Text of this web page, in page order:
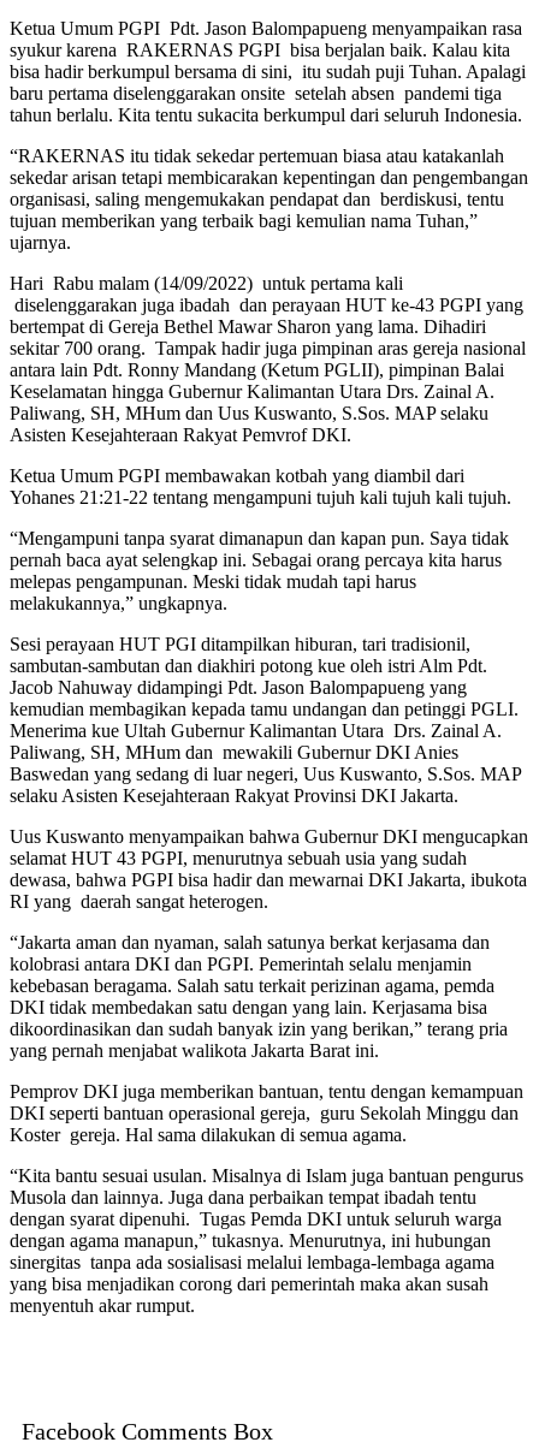
Ketua Umum PGPI Pdt. Jason Balompapueng menyampaikan rasa
syukur karena RAKERNAS PGPI bisa berjalan baik. Kalau kita
bisa hadir berkumpul bersama di sini, itu sudah puji Tuhan. Apalagi
baru pertama diselenggarakan onsite setelah absen pandemi tiga
tahun berlalu. Kita tentu sukacita berkumpul dari seluruh Indonesia.
“RAKERNAS itu tidak sekedar pertemuan biasa atau katakanlah
sekedar arisan tetapi membicarakan kepentingan dan pengembangan
organisasi, saling mengemukakan pendapat dan berdiskusi, tentu
tujuan memberikan yang terbaik bagi kemulian nama Tuhan,”
ujarnya.
Hari Rabu malam (14/09/2022) untuk pertama kali
diselenggarakan juga ibadah dan perayaan HUT ke-43 PGPI yang
bertempat di Gereja Bethel Mawar Sharon yang lama. Dihadiri
sekitar 700 orang. Tampak hadir juga pimpinan aras gereja nasional
antara lain Pdt. Ronny Mandang (Ketum PGLII), pimpinan Balai
Keselamatan hingga Gubernur Kalimantan Utara Drs. Zainal A.
Paliwang, SH, MHum dan Uus Kuswanto, S.Sos. MAP selaku
Asisten Kesejahteraan Rakyat Pemvrof DKI.
Ketua Umum PGPI membawakan kotbah yang diambil dari
Yohanes 21:21-22 tentang mengampuni tujuh kali tujuh kali tujuh.
“Mengampuni tanpa syarat dimanapun dan kapan pun. Saya tidak
pernah baca ayat selengkap ini. Sebagai orang percaya kita harus
melepas pengampunan. Meski tidak mudah tapi harus
melakukannya,” ungkapnya.
Sesi perayaan HUT PGI ditampilkan hiburan, tari tradisionil,
sambutan-sambutan dan diakhiri potong kue oleh istri Alm Pdt.
Jacob Nahuway didampingi Pdt. Jason Balompapueng yang
kemudian membagikan kepada tamu undangan dan petinggi PGLI.
Menerima kue Ultah Gubernur Kalimantan Utara Drs. Zainal A.
Paliwang, SH, MHum dan mewakili Gubernur DKI Anies
Baswedan yang sedang di luar negeri, Uus Kuswanto, S.Sos. MAP
selaku Asisten Kesejahteraan Rakyat Provinsi DKI Jakarta.
Uus Kuswanto menyampaikan bahwa Gubernur DKI mengucapkan
selamat HUT 43 PGPI, menurutnya sebuah usia yang sudah
dewasa, bahwa PGPI bisa hadir dan mewarnai DKI Jakarta, ibukota
RI yang daerah sangat heterogen.
“Jakarta aman dan nyaman, salah satunya berkat kerjasama dan
kolobrasi antara DKI dan PGPI. Pemerintah selalu menjamin
kebebasan beragama. Salah satu terkait perizinan agama, pemda
DKI tidak membedakan satu dengan yang lain. Kerjasama bisa
dikoordinasikan dan sudah banyak izin yang berikan,” terang pria
yang pernah menjabat walikota Jakarta Barat ini.
Pemprov DKI juga memberikan bantuan, tentu dengan kemampuan
DKI seperti bantuan operasional gereja, guru Sekolah Minggu dan
Koster gereja. Hal sama dilakukan di semua agama.
“Kita bantu sesuai usulan. Misalnya di Islam juga bantuan pengurus
Musola dan lainnya. Juga dana perbaikan tempat ibadah tentu
dengan syarat dipenuhi. Tugas Pemda DKI untuk seluruh warga
dengan agama manapun,” tukasnya. Menurutnya, ini hubungan
sinergitas tanpa ada sosialisasi melalui lembaga-lembaga agama
yang bisa menjadikan corong dari pemerintah maka akan susah
menyentuh akar rumput.
Facebook Comments Box